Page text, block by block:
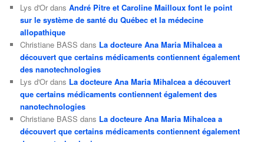
Lys d'Or dansAndré Pitre et Caroline Mailloux font le point
sur le système de santé du Québec et la médecine
allopathique
Christiane BASS dans La docteure Ana Maria Mihalcea a
découvert que certains médicaments contiennent également
des nanotechnologies
Lys d'Or dans La docteure Ana Maria Mihalcea a découvert
que certains médicaments contiennent également des
nanotechnologies
Christiane BASS dans La docteure Ana Maria Mihalcea a
découvert que certains médicaments contiennent également